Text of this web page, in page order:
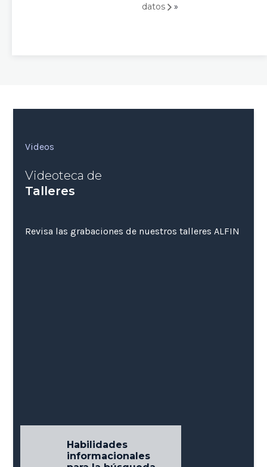
datos
»
Videos
Videoteca de
Talleres
Revisa las grabaciones de nuestros talleres ALFIN
Habilidades
informacionales
cómo evitar el
plagio en
Citas y referencias
Citas y referencias